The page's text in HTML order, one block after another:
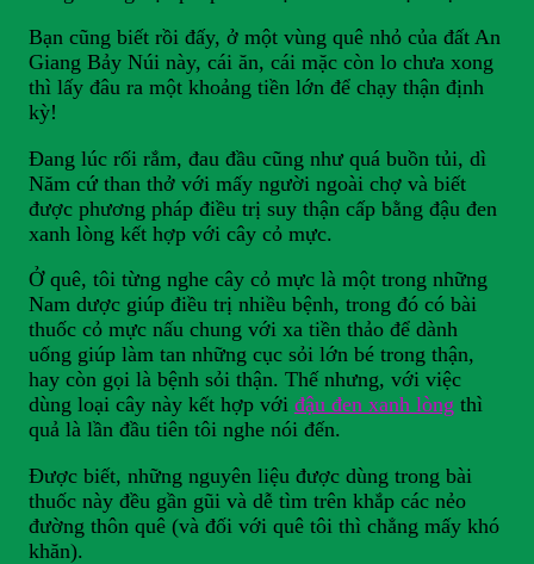
Bạn cũng biết rồi đấy, ở một vùng quê nhỏ của đất An
Giang Bảy Núi này, cái ăn, cái mặc còn lo chưa xong
thì lấy đâu ra một khoảng tiền lớn để chạy thận định
kỳ!
Đang lúc rối rắm, đau đầu cũng như quá buồn tủi, dì
Năm cứ than thở với mấy người ngoài chợ và biết
được phương pháp điều trị suy thận cấp bằng đậu đen
xanh lòng kết hợp với cây cỏ mực.
Ở quê, tôi từng nghe cây cỏ mực là một trong những
Nam dược giúp điều trị nhiều bệnh, trong đó có bài
thuốc cỏ mực nấu chung với xa tiền thảo để dành
uống giúp làm tan những cục sỏi lớn bé trong thận,
hay còn gọi là bệnh sỏi thận. Thế nhưng, với việc
dùng loại cây này kết hợp với đậu đen xanh lòng thì
quả là lần đầu tiên tôi nghe nói đến.
Được biết, những nguyên liệu được dùng trong bài
thuốc này đều gần gũi và dễ tìm trên khắp các nẻo
đường thôn quê (và đối với quê tôi thì chẳng mấy khó
khăn).